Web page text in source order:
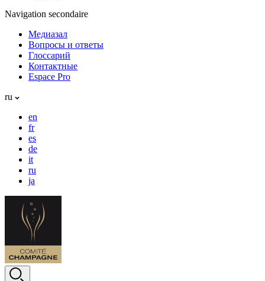
Navigation secondaire
Медиазал
Вопросы и ответы
Глоссарий
Контактные
Espace Pro
ru
en
fr
es
de
it
ru
ja